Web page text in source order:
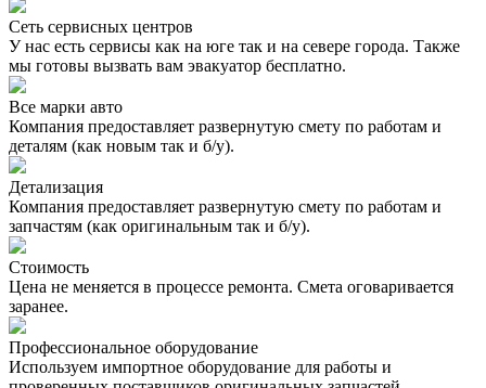
Сеть сервисных центров
У нас есть сервисы как на юге так и на севере города. Также
мы готовы вызвать вам эвакуатор бесплатно.
Все марки авто
Компания предоставляет развернутую смету по работам и
деталям (как новым так и б/у).
Детализация
Компания предоставляет развернутую смету по работам и
запчастям (как оригинальным так и б/у).
Стоимость
Цена не меняется в процессе ремонта. Смета оговаривается
заранее.
Профессиональное оборудование
Используем импортное оборудование для работы и